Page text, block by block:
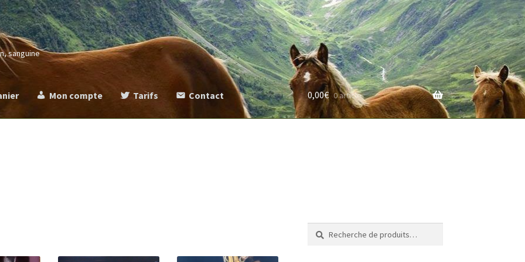
sanguine
Mon compte Tarifs Contact 0,00€ 0 article
Recherche
pour :
Recherche